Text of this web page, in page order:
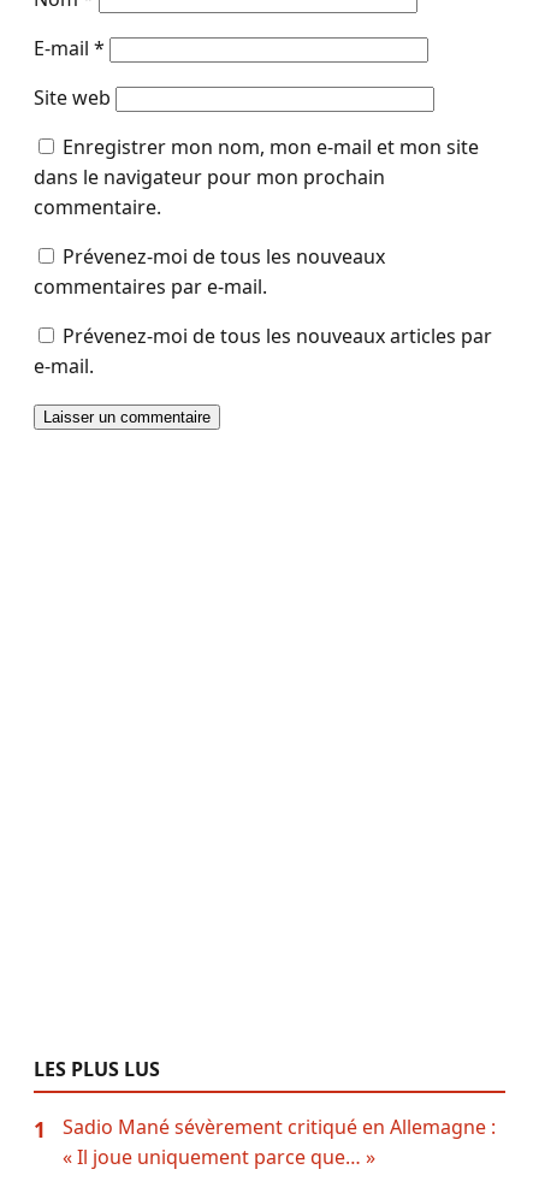
E-mail *
Site web
Enregistrer mon nom, mon e-mail et mon site
dans le navigateur pour mon prochain
commentaire.
Prévenez-moi de tous les nouveaux
commentaires par e-mail.
Prévenez-moi de tous les nouveaux articles par
e-mail.
LES PLUS LUS
1
Sadio Mané sévèrement critiqué en Allemagne :
« Il joue uniquement parce que… »